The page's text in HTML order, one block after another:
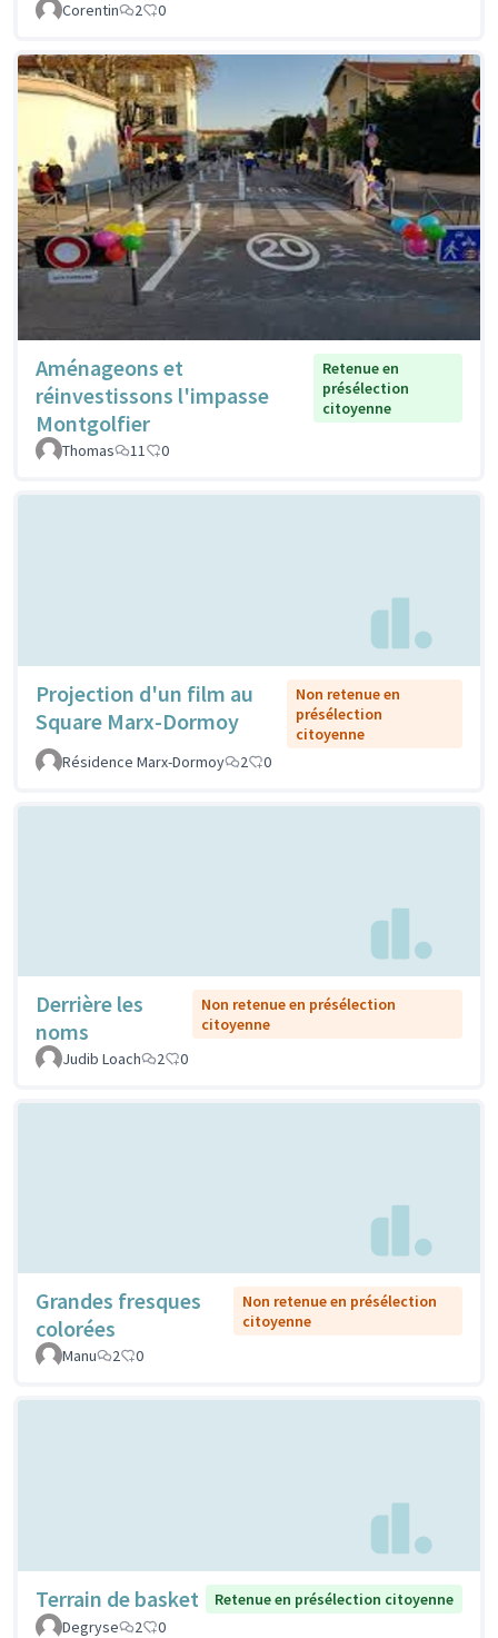
Corentin 2 0
Aménageons et
réinvestissons l'impasse
Montgolfier
Retenue en
présélection
citoyenne
Thomas 11 0
Projection d'un film au
Square Marx-Dormoy
Non retenue en
présélection
citoyenne
Résidence Marx-Dormoy
2 0
Derrière les
noms
Non retenue en présélection
citoyenne
Judib Loach
2 0
Grandes fresques
colorées
Non retenue en présélection
citoyenne
Manu
2 0
Terrain de basket
Retenue en présélection citoyenne
Degryse
2 0